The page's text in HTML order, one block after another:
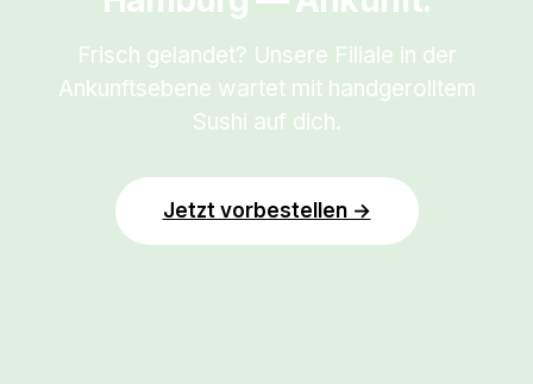
Frisch gelandet? Unsere Filiale in der
Ankunftsebene wartet mit handgerolltem
Sushi auf dich.
Jetzt vorbestellen →